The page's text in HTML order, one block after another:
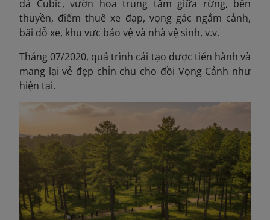
đá Cubic, vườn hoa trung tâm giữa rừng, bến
thuyền, điểm thuê xe đạp, vọng gác ngắm cảnh,
bãi đỗ xe, khu vực bảo vệ và nhà vệ sinh, v.v.
Tháng 07/2020, quá trình cải tạo được tiến hành và
mang lại vẻ đẹp chỉn chu cho đồi Vọng Cảnh như
hiện tại.